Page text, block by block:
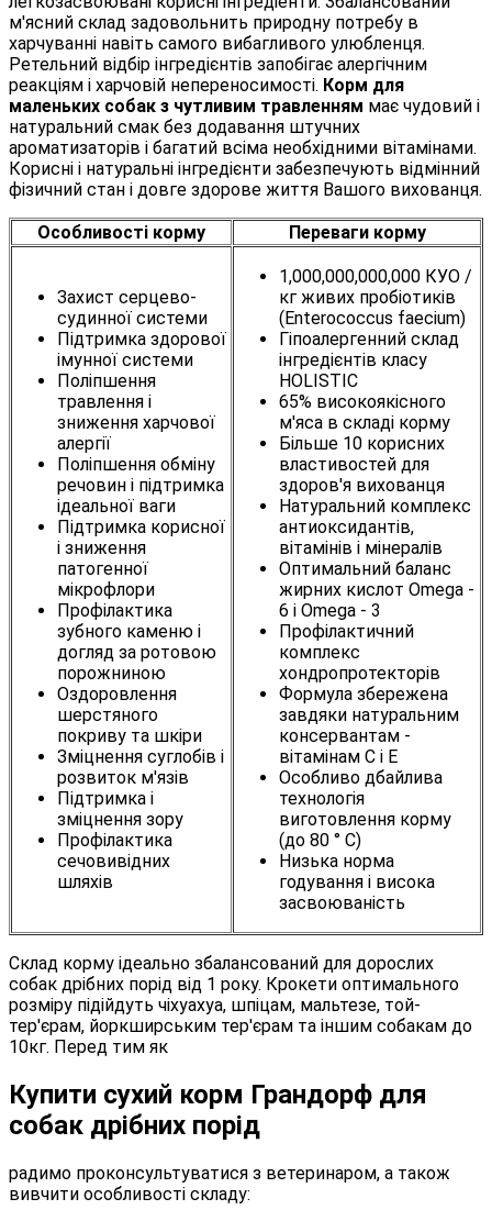
м'ясний склад задовольнить природну потребу в
харчуванні навіть самого вибагливого улюбленця.
Ретельний відбір інгредієнтів запобігає алергічним
реакціям і харчовій непереносимості. Корм ​​для
маленьких собак з чутливим травленням має чудовий і
натуральний смак без додавання штучних
ароматизаторів і багатий всіма необхідними вітамінами.
Корисні і натуральні інгредієнти забезпечують відмінний
фізичний стан і довге здорове життя Вашого вихованця.
Особливості корму Переваги корму
Захист серцево-
судинної системи
Підтримка здорової
імунної системи
Поліпшення
травлення і
зниження харчової
алергії
Поліпшення обміну
речовин і підтримка
ідеальної ваги
Підтримка корисної
і зниження
патогенної
мікрофлори
Профілактика
зубного каменю і
догляд за ротовою
порожниною
Оздоровлення
шерстяного
покриву та шкіри
Зміцнення суглобів і
розвиток м'язів
Підтримка і
зміцнення зору
Профілактика
сечовивідних
шляхів
1,000,000,000,000 КУО /
кг живих пробіотиків
(Enterococcus faecium)
Гіпоалергенний склад
інгредієнтів класу
HOLISTIC
65% високоякісного
м'яса в складі корму
Більше 10 корисних
властивостей для
здоров'я вихованця
Натуральний комплекс
антиоксидантів,
вітамінів і мінералів
Оптимальний баланс
жирних кислот Omega -
6 і Omega - 3
Профілактичний
комплекс
хондропротекторів
Формула збережена
завдяки натуральним
консервантам -
вітамінам C і E
Особливо дбайлива
технологія
виготовлення корму
(до 80 ° С)
Низька норма
годування і висока
засвоюваність
Склад корму ідеально збалансований для дорослих
собак дрібних порід від 1 року. Крокети оптимального
розміру підійдуть чіхуахуа, шпіцам, мальтезе, той-
тер'єрам, йоркширським тер'єрам та іншим собакам до
10кг. Перед тим як
Купити сухий корм Грандорф для
собак дрібних порід
радимо проконсультуватися з ветеринаром, а також
вивчити особливості складу: